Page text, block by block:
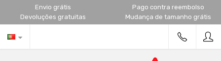
Envio grátis
Pago contra reembolso
Devoluções gratuitas
Mudança de tamanho grátis